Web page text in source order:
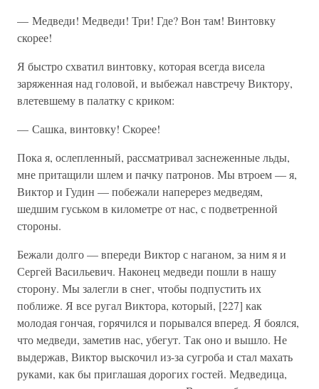
— Медведи! Медведи! Три! Где? Вон там! Винтовку
скорее!
Я быстро схватил винтовку, которая всегда висела
заряженная над головой, и выбежал навстречу Виктору,
влетевшему в палатку с криком:
— Сашка, винтовку! Скорее!
Пока я, ослепленный, рассматривал заснеженные льды,
мне притащили шлем и пачку патронов. Мы втроем — я,
Виктор и Гудин — побежали наперерез медведям,
шедшим гуськом в километре от нас, с подветренной
стороны.
Бежали долго — впереди Виктор с наганом, за ним я и
Сергей Васильевич. Наконец медведи пошли в нашу
сторону. Мы залегли в снег, чтобы подпустить их
поближе. Я все ругал Виктора, который, [227] как
молодая гончая, горячился и порывался вперед. Я боялся,
что медведи, заметив нас, убегут. Так оно и вышло. Не
выдержав, Виктор выскочил из-за сугроба и стал махать
руками, как бы приглашая дорогих гостей. Медведица,